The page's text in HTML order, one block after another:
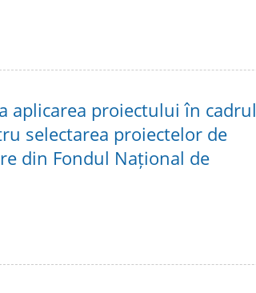
aplicarea proiectului în cadrul
selectarea proiectelor de
din Fondul Național de